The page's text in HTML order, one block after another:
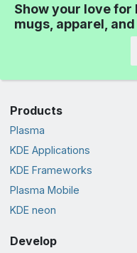
Show your love for
mugs, apparel,
Products
Plasma
KDE Applications
KDE Frameworks
Plasma Mobile
KDE neon
Develop